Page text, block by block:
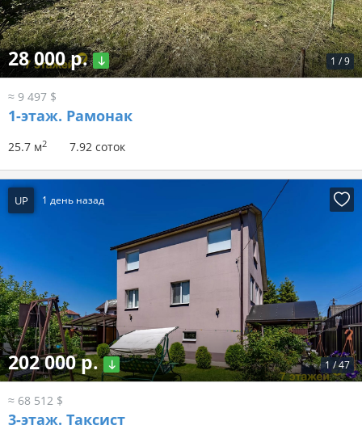
1 /9
28 000 р.
≈ 9 497 $
1-этаж. Рамонак
25.7 м2 7.92 соток
UP 1 день назад
1 /47
202 000 р.
≈ 68 512 $
3-этаж. Таксист